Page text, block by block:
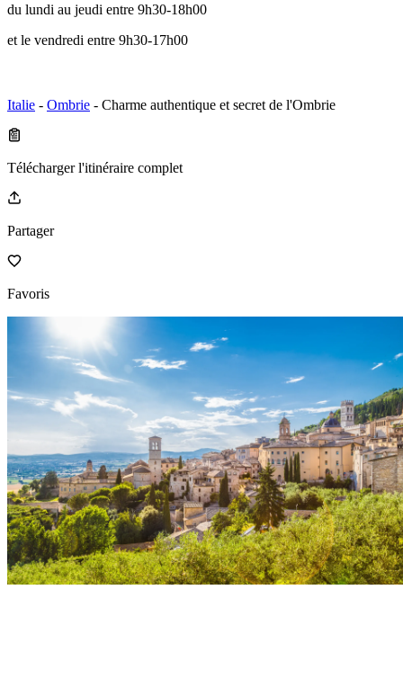
du lundi au jeudi entre 9h30-18h00
et le vendredi entre 9h30-17h00
Italie - Ombrie - Charme authentique et secret de l'Ombrie
Télécharger l'itinéraire complet
Partager
Favoris